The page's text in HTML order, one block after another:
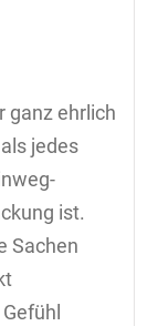
ganz ehrlich
jedes
ist.
Sachen